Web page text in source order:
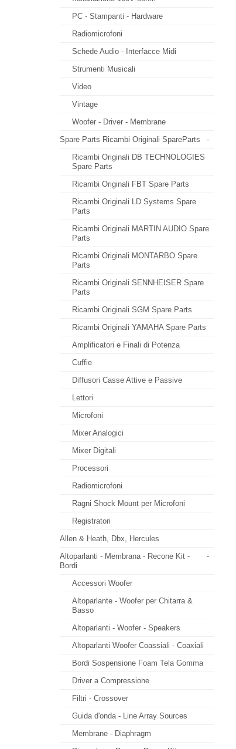
PC - Stampanti - Hardware
Radiomicrofoni
Schede Audio - Interfacce Midi
Strumenti Musicali
Video
Vintage
Woofer - Driver - Membrane
-
Spare Parts Ricambi Originali SpareParts
Ricambi Originali DB TECHNOLOGIES
Spare Parts
Ricambi Originali FBT Spare Parts
Ricambi Originali LD Systems Spare
Parts
Ricambi Originali MARTIN AUDIO Spare
Parts
Ricambi Originali MONTARBO Spare
Parts
Ricambi Originali SENNHEISER Spare
Parts
Ricambi Originali SGM Spare Parts
Ricambi Originali YAMAHA Spare Parts
Amplificatori e Finali di Potenza
Cuffie
Diffusori Casse Attive e Passive
Lettori
Microfoni
Mixer Analogici
Mixer Digitali
Processori
Radiomicrofoni
Ragni Shock Mount per Microfoni
Registratori
Allen & Heath, Dbx, Hercules
-
Altoparlanti - Membrana - Recone Kit -
Bordi
Accessori Woofer
Altoparlante - Woofer per Chitarra &
Basso
Altoparlanti - Woofer - Speakers
Altoparlanti Woofer Coassiali - Coaxiali
Bordi Sospensione Foam Tela Gomma
Driver a Compressione
Filtri - Crossover
Guida d'onda - Line Array Sources
Membrane - Diaphragm